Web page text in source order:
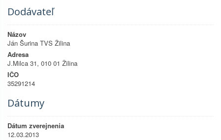
Dodávateľ
Názov
Ján Šurina TVS Žilina
Adresa
J.Milca 31, 010 01 Žilina
IČO
35291214
Dátumy
Dátum zverejnenia
12.03.2013